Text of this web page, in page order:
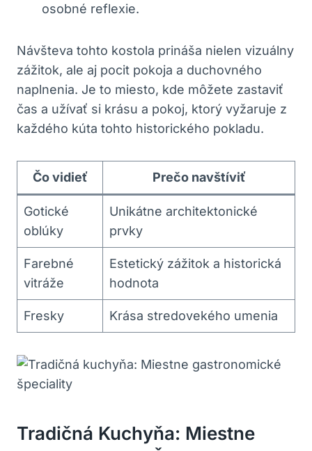
osobné reflexie.
Návšteva tohto kostola prináša nielen vizuálny
zážitok, ale aj pocit pokoja a duchovného
naplnenia. Je to miesto, kde môžete zastaviť
čas a užívať si krásu a pokoj, ktorý vyžaruje z
každého kúta tohto historického pokladu.
Čo vidieť Prečo navštíviť
Gotické
oblúky
Unikátne architektonické
prvky
Farebné
vitráže
Estetický zážitok a historická
hodnota
Fresky Krása stredovekého umenia
Tradičná Kuchyňa: Miestne